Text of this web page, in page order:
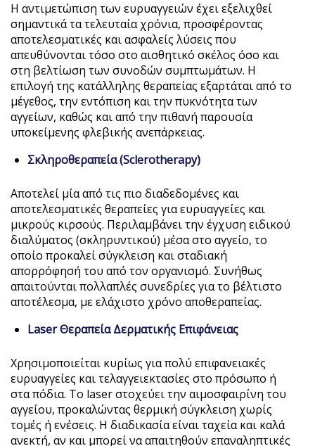
Η αντιμετώπιση των ευρυαγγειών έχει εξελιχθεί
σημαντικά τα τελευταία χρόνια, προσφέροντας
αποτελεσματικές και ασφαλείς λύσεις που
απευθύνονται τόσο στο αισθητικό σκέλος όσο και
στη βελτίωση των συνοδών συμπτωμάτων. Η
επιλογή της κατάλληλης θεραπείας εξαρτάται από το
μέγεθος, την εντόπιση και την πυκνότητα των
αγγείων, καθώς και από την πιθανή παρουσία
υποκείμενης φλεβικής ανεπάρκειας.
Σκληροθεραπεία (Sclerotherapy)
Αποτελεί μία από τις πιο διαδεδομένες και
αποτελεσματικές θεραπείες για ευρυαγγείες και
μικρούς κιρσούς. Περιλαμβάνει την έγχυση ειδικού
διαλύματος (σκληρυντικού) μέσα στο αγγείο, το
οποίο προκαλεί σύγκλειση και σταδιακή
απορρόφησή του από τον οργανισμό. Συνήθως
απαιτούνται πολλαπλές συνεδρίες για το βέλτιστο
αποτέλεσμα, με ελάχιστο χρόνο αποθεραπείας.
Laser Θεραπεία Δερματικής Επιφάνειας
Χρησιμοποιείται κυρίως για πολύ επιφανειακές
ευρυαγγείες και τελαγγειεκτασίες στο πρόσωπο ή
στα πόδια. Το laser στοχεύει την αιμοσφαιρίνη του
αγγείου, προκαλώντας θερμική σύγκλειση χωρίς
τομές ή ενέσεις. Η διαδικασία είναι ταχεία και καλά
ανεκτή, αν και μπορεί να απαιτηθούν επαναληπτικές